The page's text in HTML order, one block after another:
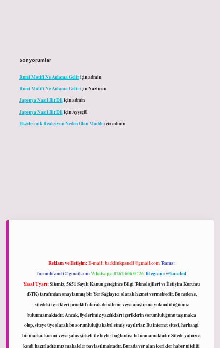
Son yorumlar
Rumi Motifi Ne Anlama Geliriçinadmin
Rumi Motifi Ne Anlama GeliriçinNazlıcan
Japonya Nasıl Bir Diliçinadmin
Japonya Nasıl Bir DiliçinAyşegül
Ekzotermik Reaksiyon Neden Olan Maddeiçinadmin
Reklam ve İletişim:E-mail:backlinkpaneli@gmail.comTeams:
forumhizmeti@gmail.comWhatsapp: 0262 606 0 726Telegram: @karabul
Yasal Uyarı:Sitemiz, 5651 Sayılı Kanun gereğince Bilgi Teknolojileri ve İletişim Kurumu
(BTK) tarafından onaylanmış bir Yer Sağlayıcı olarak hizmet vermektedir. Bu nedenle,
sitedeki içerikleri proaktif olarak denetleme veya araştırma yükümlülüğümüz
bulunmamaktadır. Ancak, üyelerimiz yazdıkları içeriklerin sorumluluğunu taşımakta
olup, siteye üye olarak bu sorumluluğu kabul etmiş sayılırlar. Bu internet sitesi, herhangi
bir marka, kurum veya şahıs şirketi ile hiçbir bağlantısı bulunmamaktadır. Sitede yalnızca
kendi hazırladığımız makaleler paylaşılmaktadır. Burada yer alan içerikler haber niteliği